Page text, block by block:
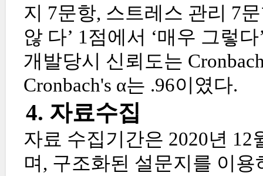
지 7문항, 스트레스 관리 7
않 다’ 1점에서 ‘매우 그렇
개발당시 신뢰도는
Cronbach's α는 .96이였다.
4. 자료수집
자료 수집기간은 2020년 12
며, 구조화된 설문지를 이